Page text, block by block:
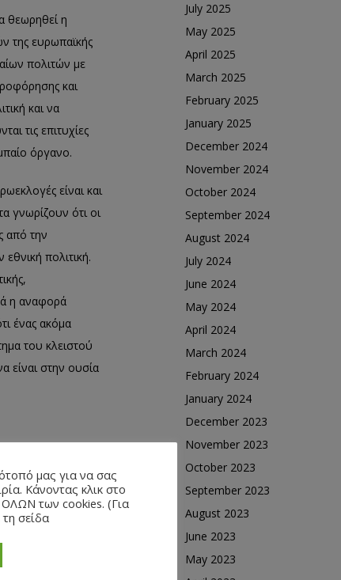
θεωρηθείη
της ευρωπαϊκής
πολιτών με
και
και να
τις επιτυχίες
όργανο.
είναι και
γνωρίζουν ότι οι
από την
εθνική πολιτική.
η αναφορά
ένας ακόμα
του κλειστού
είναι στην ουσία
λειτουργεί ως
την επιθυμία να
σκηνή,
να
July 2025
May 2025
April 2025
March 2025
February 2025
January 2025
December 2024
November 2024
October 2024
September 2024
August 2024
July 2024
June 2024
May 2024
April 2024
March 2024
February 2024
January 2024
December 2023
November 2023
October 2023
September 2023
August 2023
June 2023
May 2023
μας για να σας
Κάνοντας κλικ στο
των cookies. (Για
σείδα